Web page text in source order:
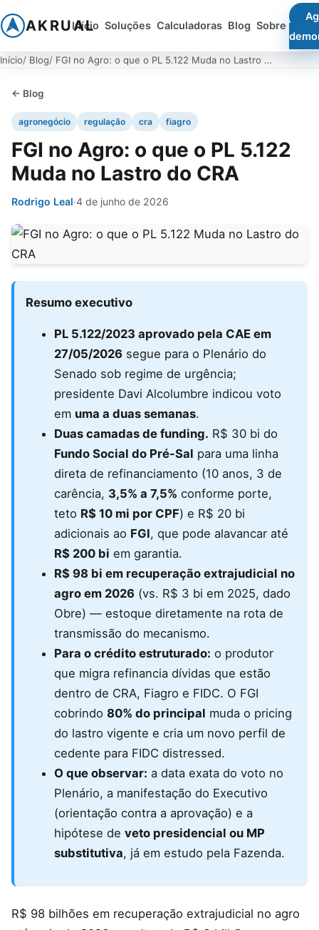
AKRUAL
Início Soluções Calculadoras Blog Sobre
Início Blog FGI no Agro: o que o PL 5.122 Muda no Lastro do CRA
← Blog
agronegócio regulação cra fiagro
FGI no Agro: o que o PL 5.122
Muda no Lastro do CRA
Rodrigo Leal·4 de junho de 2026
Resumo executivo
PL 5.122/2023 aprovado pela CAE em
27/05/2026 segue para o Plenário do
Senado sob regime de urgência;
presidente Davi Alcolumbre indicou voto
em uma a duas semanas.
Duas camadas de funding. R$ 30 bi do
Fundo Social do Pré-Sal para uma linha
direta de refinanciamento (10 anos, 3 de
carência, 3,5% a 7,5% conforme porte,
teto R$ 10 mi por CPF) e R$ 20 bi
adicionais ao FGI, que pode alavancar até
R$ 200 bi em garantia.
R$ 98 bi em recuperação extrajudicial no
agro em 2026 (vs. R$ 3 bi em 2025, dado
Obre) — estoque diretamente na rota de
transmissão do mecanismo.
Para o crédito estruturado: o produtor
que migra refinancia dívidas que estão
dentro de CRA, Fiagro e FIDC. O FGI
cobrindo 80% do principal muda o pricing
do lastro vigente e cria um novo perfil de
cedente para FIDC distressed.
O que observar: a data exata do voto no
Plenário, a manifestação do Executivo
(orientação contra a aprovação) e a
hipótese de veto presidencial ou MP
substitutiva, já em estudo pela Fazenda.
R$ 98 bilhões em recuperação extrajudicial no agro